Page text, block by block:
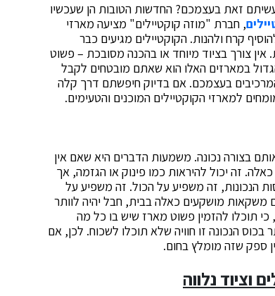
זאת בעצמכם? החדשות הטובות הן שעכשיו
, חברת "מוזה קוקטיילים" מציעה מארזי
קרח ולהנות. הקוקטיילים מגיעים כבר
צורך בציוד מיוחד או בהכנה מסובכת – פשוט
במארזים האלו הוא שאתם מובטחים לקבל
בעצמכם. אם בדיוק חיפשתם דרך קלה
למארזי הקוקטיילים המוכנים והטעימים.
בצורה נכונה. משמעות הדברים היא שאם אין
זה יכול להיראות כמו פינוק או הגזמה, אך
הנכונות, זה משפיע על הכול. זה משפיע על
מושקעים כאלה בבית, חבל יהיה לוותר
תוכלו להזמין פשוט מארז שיש בו כל מה
הנכונה זו חוויה שלא תוכלו לשכוח. לכן, אם
ספק שזה מומלץ בחום.
וציוד נלווה